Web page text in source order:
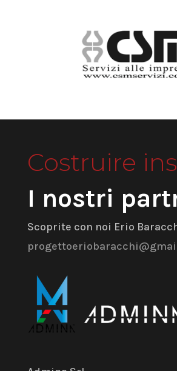
Costruire
I nostri
Scoprite con noi Erio